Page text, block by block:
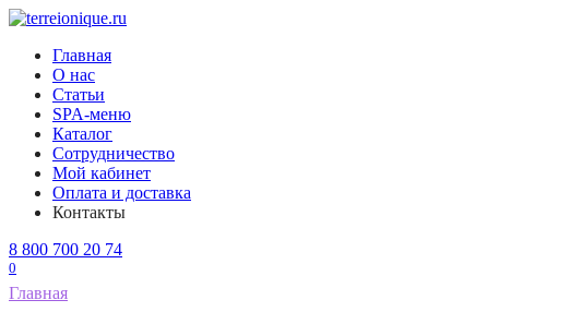
Перейти
содержанию
Главная
О нас
Статьи
SPA-меню
Каталог
Сотрудничество
Мой кабинет
Оплата и доставка
Контакты
8 800 700 20 74
0
Главная